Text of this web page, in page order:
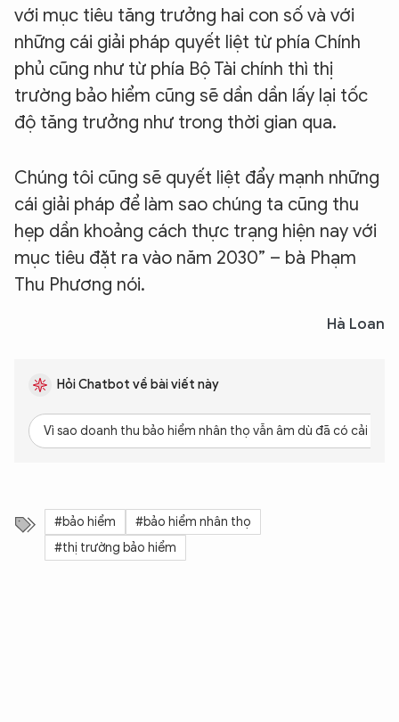
với mục tiêu tăng trưởng hai con số và với
những cái giải pháp quyết liệt từ phía Chính
phủ cũng như từ phía Bộ Tài chính thì thị
trường bảo hiểm cũng sẽ dần dần lấy lại tốc
độ tăng trưởng như trong thời gian qua.
Chúng tôi cũng sẽ quyết liệt đẩy mạnh những
cái giải pháp để làm sao chúng ta cũng thu
hẹp dần khoảng cách thực trạng hiện nay với
mục tiêu đặt ra vào năm 2030” – bà Phạm
Thu Phương nói.
Hà Loan
Hỏi Chatbot về bài viết này
Vì sao doanh thu bảo hiểm nhân thọ vẫn âm dù đã có cải
#bảo hiểm
#bảo hiểm nhân thọ
#thị trường bảo hiểm